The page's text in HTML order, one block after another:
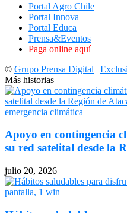
Portal Agro Chile
Portal Innova
Portal Educa
Prensa&Eventos
Paga online aquí
© Grupo Prensa Digital |
Más historias
Apoyo en contingencia
su red satelital desde la
julio 20, 2026